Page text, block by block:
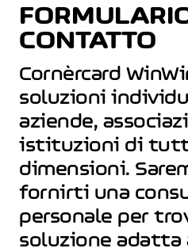
CONTATTO
Cornèrcard
soluzioni
aziende,
istituzioni di
dimensioni.
fornirti una
personale per
soluzione adatta